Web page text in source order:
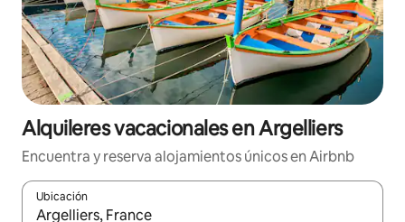
Alquileres vacacionales en Argelliers
Encuentra y reserva alojamientos únicos en Airbnb
Ubicación
Cuando los resultados estén disponibles, navega con las